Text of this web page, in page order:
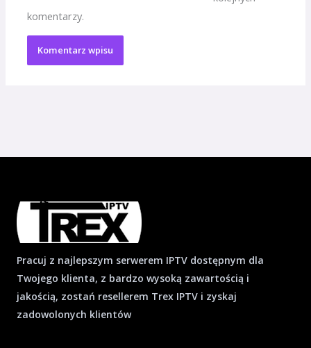
komentarzy.
Pracuj z najlepszym serwerem IPTV dostępnym dla
Twojego klienta, z bardzo wysoką zawartością i
jakością, zostań resellerem Trex IPTV i zyskaj
zadowolonych klientów